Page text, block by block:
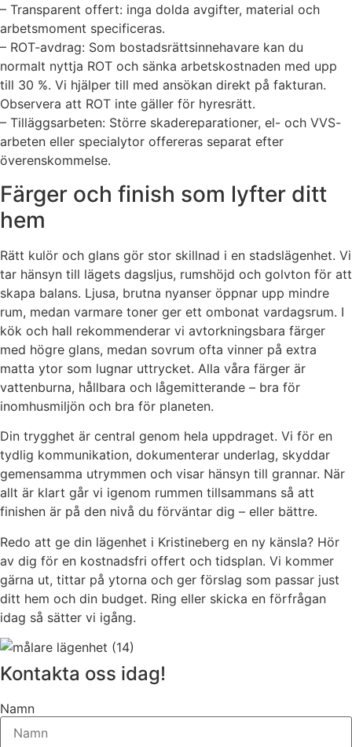
– Transparent offert: inga dolda avgifter, material och
arbetsmoment specificeras.
– ROT-avdrag: Som bostadsrättsinnehavare kan du
normalt nyttja ROT och sänka arbetskostnaden med upp
till 30 %. Vi hjälper till med ansökan direkt på fakturan.
Observera att ROT inte gäller för hyresrätt.
– Tilläggsarbeten: Större skadereparationer, el- och VVS-
arbeten eller specialytor offereras separat efter
överenskommelse.
Färger och finish som lyfter ditt
hem
Rätt kulör och glans gör stor skillnad i en stadslägenhet. Vi
tar hänsyn till lägets dagsljus, rumshöjd och golvton för att
skapa balans. Ljusa, brutna nyanser öppnar upp mindre
rum, medan varmare toner ger ett ombonat vardagsrum. I
kök och hall rekommenderar vi avtorkningsbara färger
med högre glans, medan sovrum ofta vinner på extra
matta ytor som lugnar uttrycket. Alla våra färger är
vattenburna, hållbara och lågemitterande – bra för
inomhusmiljön och bra för planeten.
Din trygghet är central genom hela uppdraget. Vi för en
tydlig kommunikation, dokumenterar underlag, skyddar
gemensamma utrymmen och visar hänsyn till grannar. När
allt är klart går vi igenom rummen tillsammans så att
finishen är på den nivå du förväntar dig – eller bättre.
Redo att ge din lägenhet i Kristineberg en ny känsla? Hör
av dig för en kostnadsfri offert och tidsplan. Vi kommer
gärna ut, tittar på ytorna och ger förslag som passar just
ditt hem och din budget. Ring eller skicka en förfrågan
idag så sätter vi igång.
Kontakta oss idag!
Namn